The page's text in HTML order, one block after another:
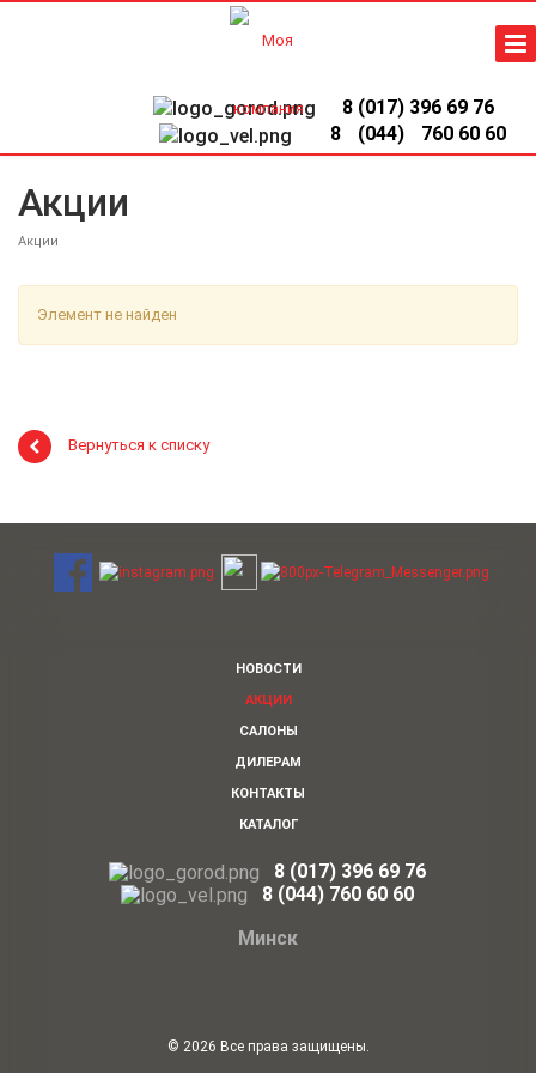
8 (017) 396 69 76
8
(044) 760 60 60
Акции
Акции
Элемент не найден
Вернуться к списку
НОВОСТИ
АКЦИИ
САЛОНЫ
ДИЛЕРАМ
КОНТАКТЫ
КАТАЛОГ
8 (017) 396 69 76
8 (044) 760 60 60
Минск
© 2026 Все права защищены.